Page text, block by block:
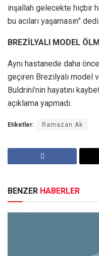
inşallah gelecekte hiçbir
bu acıları yaşamasın” dedi.
BREZİLYALI MODEL
Aynı hastanede daha
geçiren Brezilyalı model
Buldrini’nin hayatını
açıklama yapmadı.
Etiketler: Ramazan Ak
BENZER HABERLER